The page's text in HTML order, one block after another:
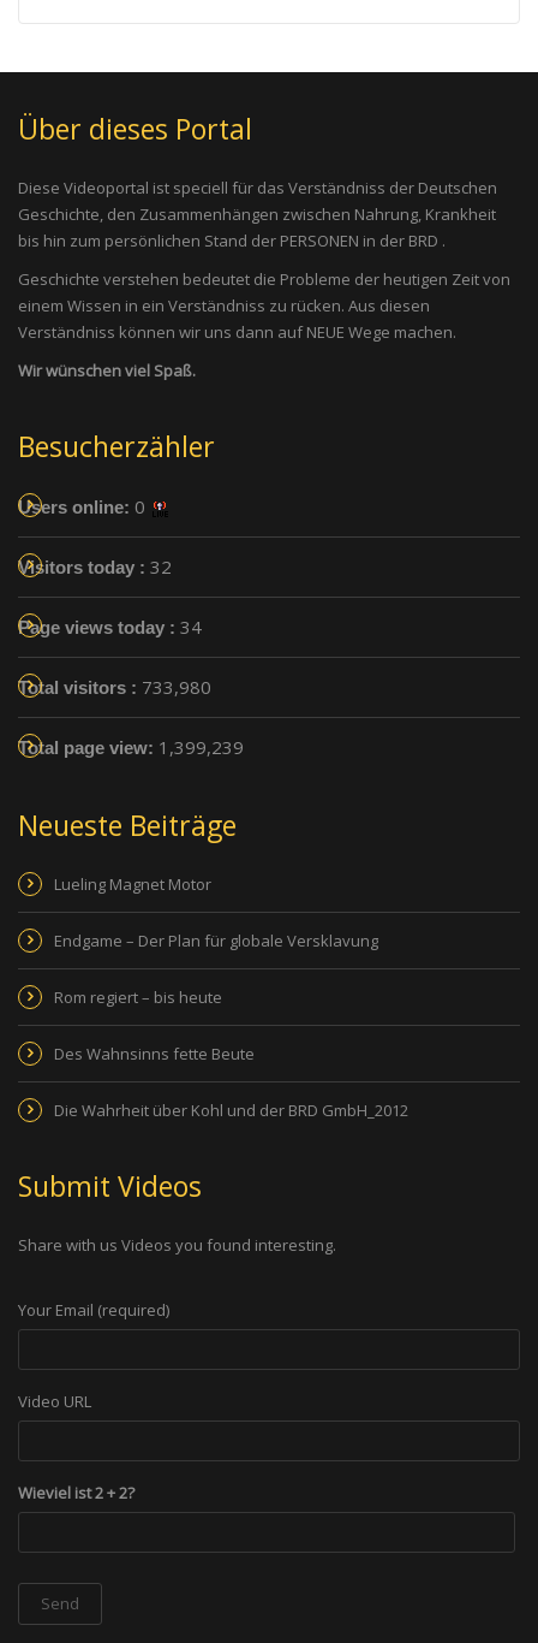
Über dieses Portal
Diese Videoportal ist speciell für das Verständniss der Deutschen
Geschichte, den Zusammenhängen zwischen Nahrung, Krankheit
bis hin zum persönlichen Stand der PERSONEN in der BRD .
Geschichte verstehen bedeutet die Probleme der heutigen Zeit von
einem Wissen in ein Verständniss zu rücken. Aus diesen
Verständniss können wir uns dann auf NEUE Wege machen.
Wir wünschen viel Spaß.
Besucherzähler
Users online: 0
Visitors today : 32
Page views today : 34
Total visitors : 733,980
Total page view: 1,399,239
Neueste Beiträge
Lueling Magnet Motor
Endgame – Der Plan für globale Versklavung
Rom regiert – bis heute
Des Wahnsinns fette Beute
Die Wahrheit über Kohl und der BRD GmbH_2012
Submit Videos
Share with us Videos you found interesting.
Your Email (required)
Video URL
Wieviel ist 2 + 2?